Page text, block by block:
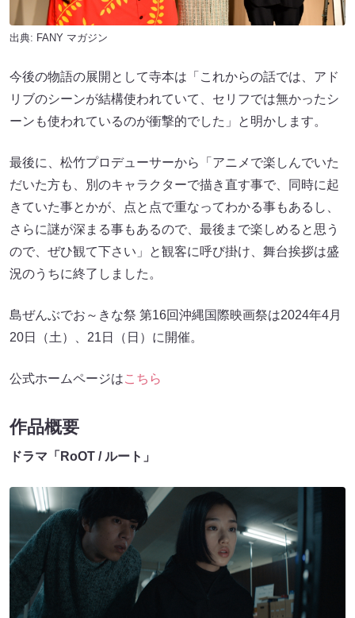
出典: FANY マガジン
今後の物語の展開として寺本は「これからの話では、アド
リブのシーンが結構使われていて、セリフでは無かったシ
ーンも使われているのが衝撃的でした」と明かします。
最後に、松竹プロデューサーから「アニメで楽しんでいた
だいた方も、別のキャラクターで描き直す事で、同時に起
きていた事とかが、点と点で重なってわかる事もあるし、
さらに謎が深まる事もあるので、最後まで楽しめると思う
ので、ぜひ観て下さい」と観客に呼び掛け、舞台挨拶は盛
況のうちに終了しました。
島ぜんぶでお～きな祭 第16回沖縄国際映画祭は2024年4月
20日（土）、21日（日）に開催。
公式ホームページはこちら
作品概要
ドラマ「RoOT / ルート」